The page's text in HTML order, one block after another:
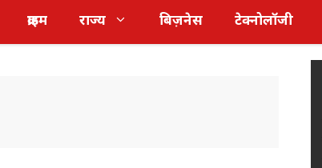
क्राइम राज्य बिज़नेस टेक्नोलॉजी